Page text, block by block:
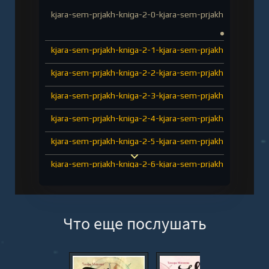
kjara-sem-prjakh-kniga-2-0-kjara-sem-prjakh-kniga-
kjara-sem-prjakh-kniga-2-1-kjara-sem-prjakh-kniga-
kjara-sem-prjakh-kniga-2-2-kjara-sem-prjakh-kniga-
kjara-sem-prjakh-kniga-2-3-kjara-sem-prjakh-kniga-
kjara-sem-prjakh-kniga-2-4-kjara-sem-prjakh-kniga-
kjara-sem-prjakh-kniga-2-5-kjara-sem-prjakh-kniga-
kjara-sem-prjakh-kniga-2-6-kjara-sem-prjakh-kniga-
kjara-sem-prjakh-kniga-2-9-kjara-sem-prjakh-kniga-
kjara-sem-prjakh-kniga-2-10-kjara-sem-prjakh-kniga-
Что еще послушать